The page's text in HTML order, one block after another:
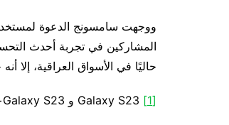
المشاركين في تجربة أحدث
حاليًا في الأسواق العراقية،
[1]